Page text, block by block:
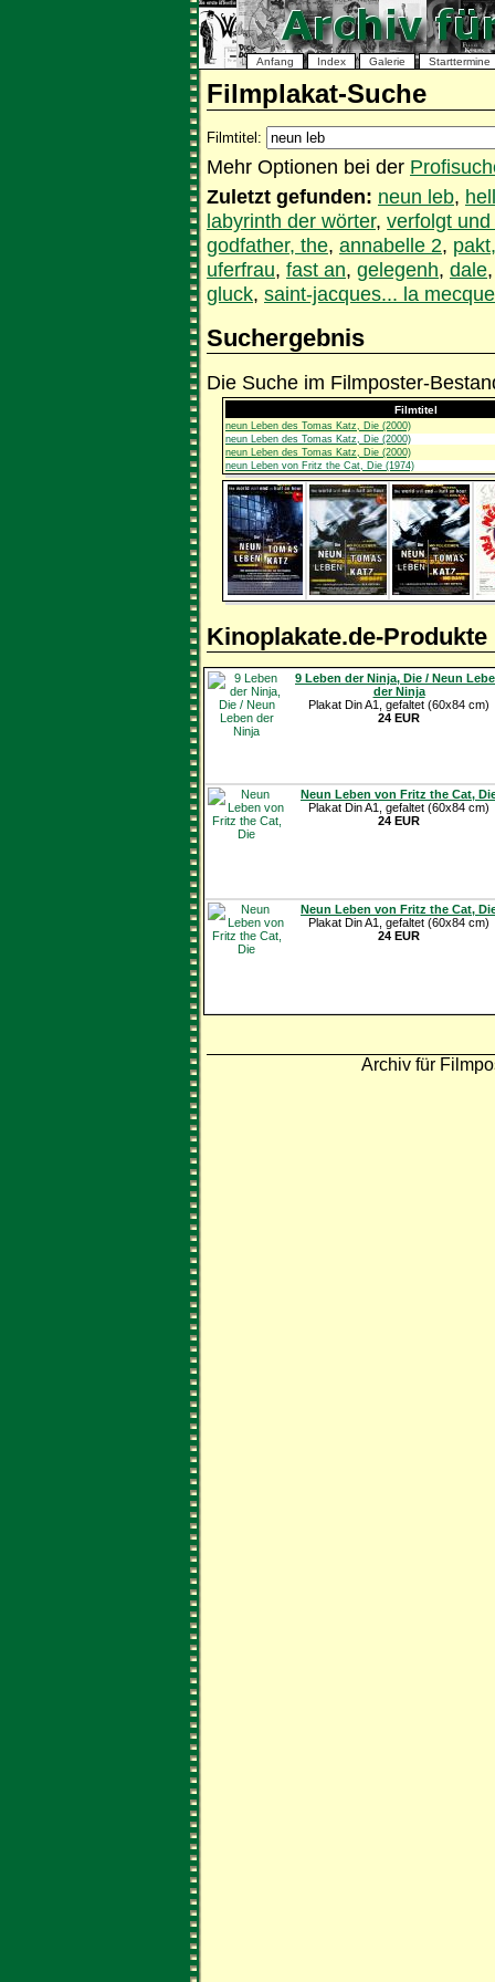
Anfang Index Galerie Starttermine
Filmplakat-Suche
Filmtitel:
Mehr Optionen bei der
Zuletzt gefunden: neun leb,
labyrinth der wörter, verfolgt
godfather, the, annabelle 2,
uferfrau, fast an, gelegenh, dale
gluck, saint-jacques... la mecque
Suchergebnis
Die Suche im Filmposter-
Filmtitel
neun Leben des Tomas Katz, Die (2000)
neun Leben des Tomas Katz, Die (2000)
neun Leben des Tomas Katz, Die (2000)
neun Leben von Fritz the Cat, Die (1974)
Kinoplakate.de-Produkte
9 Leben der Ninja, Die / Neun
der Ninja
Plakat Din A1, gefaltet (60x84 cm)
24 EUR
Neun Leben von Fritz the Cat,
Plakat Din A1, gefaltet (60x84 cm)
24 EUR
Neun Leben von Fritz the Cat,
Plakat Din A1, gefaltet (60x84 cm)
24 EUR
Archiv für